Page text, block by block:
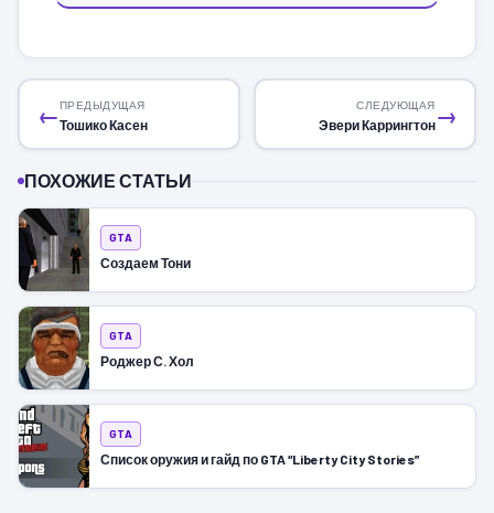
←ПРЕДЫДУЩАЯ
Тошико Касен →
СЛЕДУЮЩАЯ
Эвери Каррингтон
ПОХОЖИЕ СТАТЬИ
GTA
Создаем Тони
GTA
Роджер С. Хол
GTA
Список оружия и гайд по GTA “Liberty City Stories”